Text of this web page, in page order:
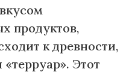
продуктов,
к древности,
Этот